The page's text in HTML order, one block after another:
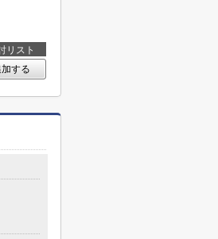
リスト
する